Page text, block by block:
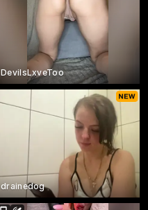
DevilsLxveToo
drainedog